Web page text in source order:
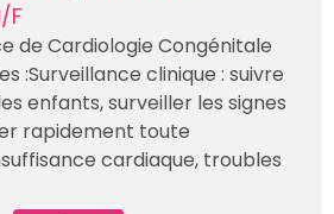
F
de Cardiologie Congénitale
:Surveillance clinique : suivre
enfants, surveiller les signes
rapidement toute
cardiaque, troubles